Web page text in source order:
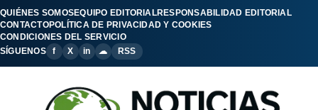
QUIÉNES SOMOSEQUIPO EDITORIALRESPONSABILIDAD EDITORIAL
CONTACTOPOLÍTICA DE PRIVACIDAD Y COOKIES
CONDICIONES DEL SERVICIO
SÍGUENOS
f X in ☁ RSS